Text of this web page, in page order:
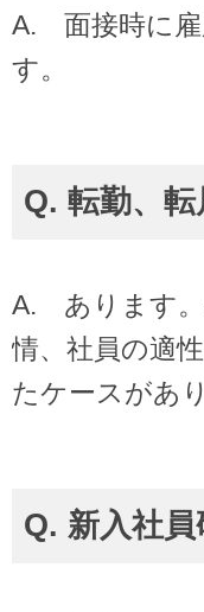
A. 面接時に雇
す。
Q. 転勤、
A. あります。
情、社員の適
たケースがあ
Q. 新入社